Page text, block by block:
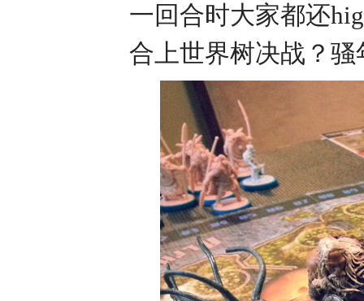
一回合时大家都还
合上世界树决战？